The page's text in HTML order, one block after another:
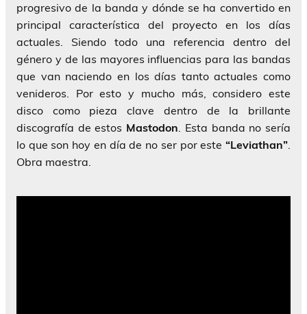
progresivo de la banda y dónde se ha convertido en
principal característica del proyecto en los días
actuales. Siendo todo una referencia dentro del
género y de las mayores influencias para las bandas
que van naciendo en los días tanto actuales como
venideros. Por esto y mucho más, considero este
disco como pieza clave dentro de la brillante
discografía de estos Mastodon. Esta banda no sería
lo que son hoy en día de no ser por este “Leviathan”.
Obra maestra.